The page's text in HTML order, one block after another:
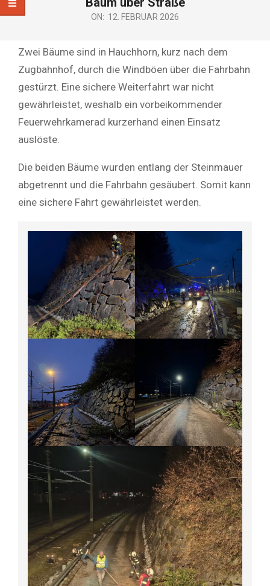
ON: 12. FEBRUAR 2026
Zwei Bäume sind in Hauchhorn, kurz nach dem
Zugbahnhof, durch die Windböen über die Fahrbahn
gestürzt. Eine sichere Weiterfahrt war nicht
gewährleistet, weshalb ein vorbeikommender
Feuerwehrkamerad kurzerhand einen Einsatz
auslöste.
Die beiden Bäume wurden entlang der Steinmauer
abgetrennt und die Fahrbahn gesäubert. Somit kann
eine sichere Fahrt gewährleistet werden.